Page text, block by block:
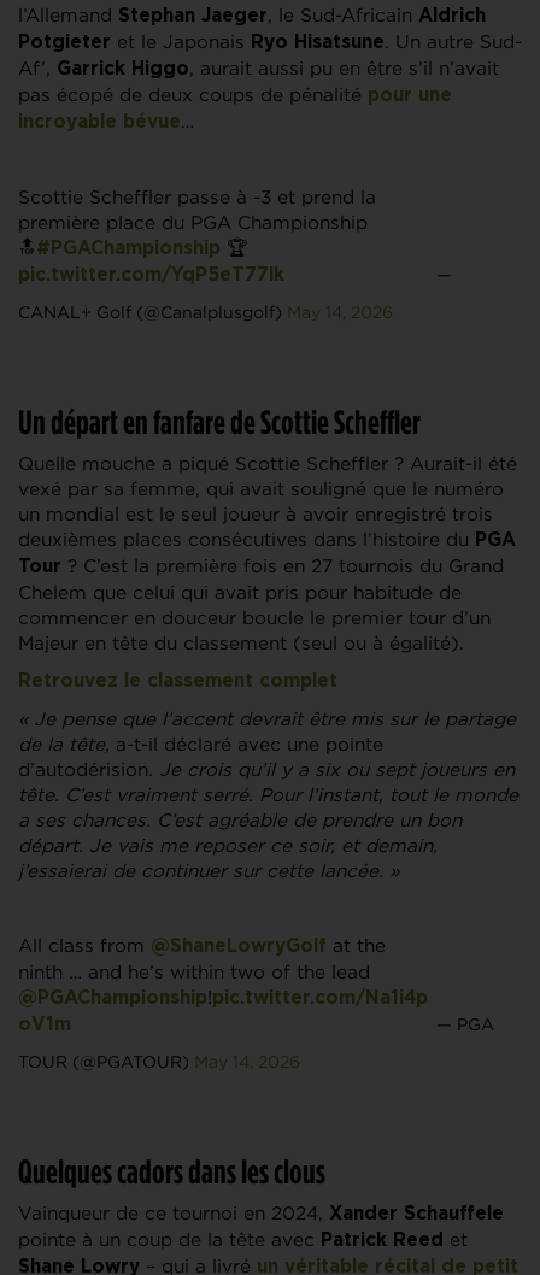
l’Allemand Stephan Jaeger, le Sud-Africain Aldrich
Potgieter et le Japonais Ryo Hisatsune. Un autre Sud-
Af’, Garrick Higgo, aurait aussi pu en être s’il n’avait
pas écopé de deux coups de pénalité pour une
incroyable bévue…
Scottie Scheffler passe à -3 et prend la
première place du PGA Championship
🔝 #PGAChampionship 🏆
pic.twitter.com/YqP5eT77lk —
CANAL+ Golf (@Canalplusgolf) May 14, 2026
Un départ en fanfare de Scottie Scheffler
Quelle mouche a piqué Scottie Scheffler ? Aurait-il été
vexé par sa femme, qui avait souligné que le numéro
un mondial est le seul joueur à avoir enregistré trois
deuxièmes places consécutives dans l’histoire du PGA
Tour ? C’est la première fois en 27 tournois du Grand
Chelem que celui qui avait pris pour habitude de
commencer en douceur boucle le premier tour d’un
Majeur en tête du classement (seul ou à égalité).
Retrouvez le classement complet
« Je pense que l’accent devrait être mis sur le partage
de la tête, a-t-il déclaré avec une pointe
d’autodérision. Je crois qu’il y a six ou sept joueurs en
tête. C’est vraiment serré. Pour l’instant, tout le monde
a ses chances. C’est agréable de prendre un bon
départ. Je vais me reposer ce soir, et demain,
j’essaierai de continuer sur cette lancée. »
All class from @ShaneLowryGolf at the
ninth … and he’s within two of the lead
@PGAChampionship!pic.twitter.com/Na1i4p
oV1m
— PGA
TOUR (@PGATOUR) May 14, 2026
Quelques cadors dans les clous
Vainqueur de ce tournoi en 2024, Xander Schauffele
pointe à un coup de la tête avec Patrick Reed et
Shane Lowry – qui a livré un véritable récital de petit